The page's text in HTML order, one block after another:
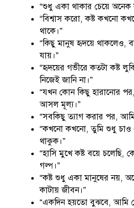
“শুধু একা থাকার চেয়ে অনেক
“বিশ্বাস করো, কষ্ট কখনো
থাকে।”
“কিছু মানুষ হৃদয়ে থাকলেও,
যায়।”
“হৃদয়ের গভীরে কতটা কষ্ট
নিজেই জানি না।”
“যখন কোন কিছু হারানোর
আসল মূল্য।”
“সবকিছু ত্যাগ করার পর,
“কখনো কখনো, তুমি শুধু চাও
থাকুক।”
“হাসি মুখে কষ্ট বয়ে চলেছি,
গল্প।”
“কষ্ট শুধু একা মানুষের নয়,
কাটায় জীবন।”
“একদিন হয়তো বুঝবে, আমি